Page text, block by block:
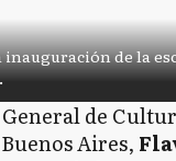
de la
de
Aires,